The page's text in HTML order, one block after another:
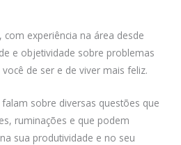
, com experiência na área desde
e objetividade sobre problemas
de ser e de viver mais feliz.
sobre diversas questões que
ruminações e que podem
sua produtividade e no seu